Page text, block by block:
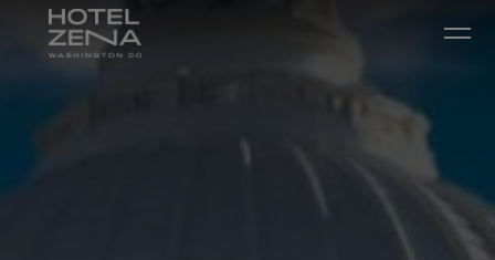
Ir diretamente para o conteúdo principal